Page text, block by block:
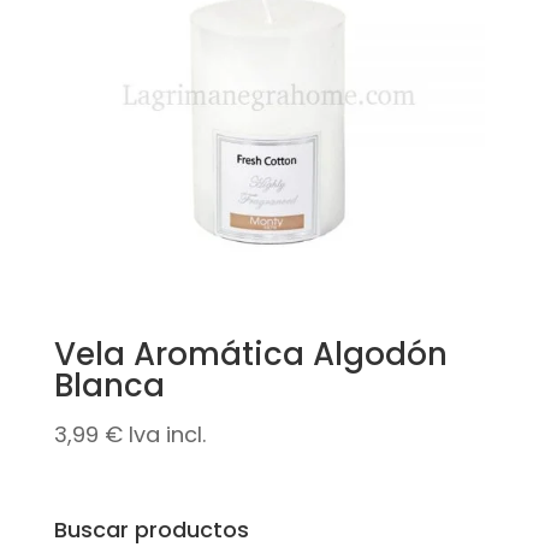
Vela Aromática Algodón
Blanca
3,99 € Iva incl.
Buscar productos